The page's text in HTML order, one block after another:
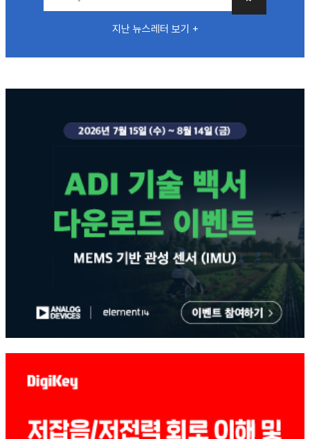
지난 뉴스레터 보기 +